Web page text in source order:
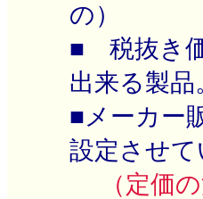
の）
■ 税抜き
出来る製品
■メーカー
設定させて
（定価の